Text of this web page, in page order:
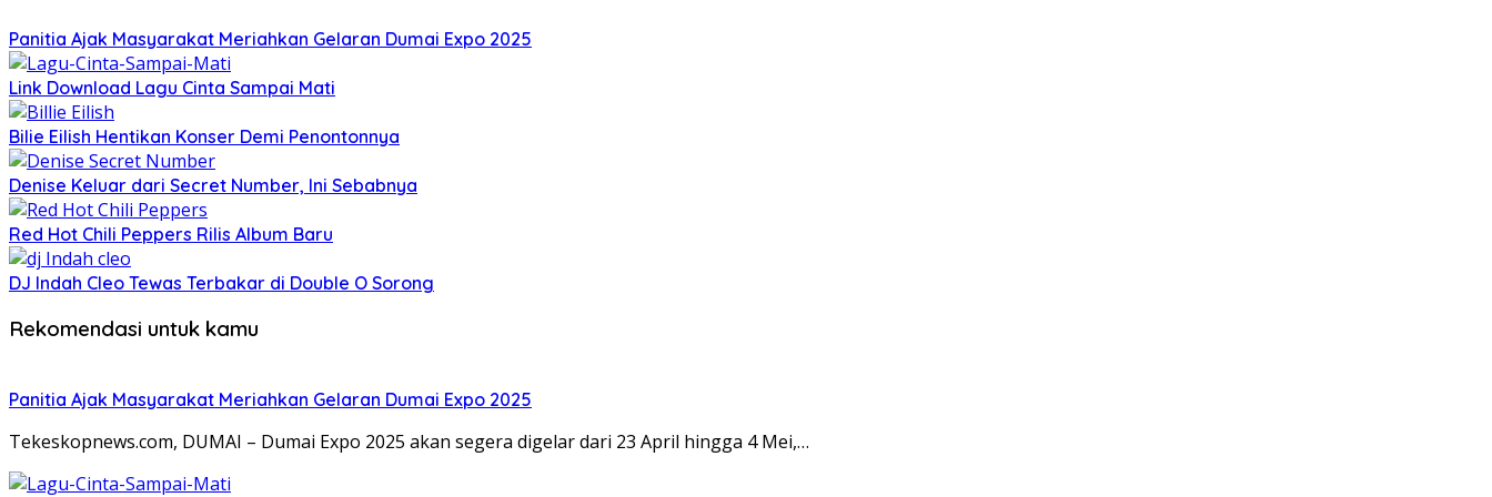
Panitia Ajak Masyarakat Meriahkan Gelaran Dumai Expo 2025
Link Download Lagu Cinta Sampai Mati
Bilie Eilish Hentikan Konser Demi Penontonnya
Denise Keluar dari Secret Number, Ini Sebabnya
Red Hot Chili Peppers Rilis Album Baru
DJ Indah Cleo Tewas Terbakar di Double O Sorong
Rekomendasi untuk kamu
Panitia Ajak Masyarakat Meriahkan Gelaran Dumai Expo 2025
Tekeskopnews.com, DUMAI – Dumai Expo 2025 akan segera digelar dari 23 April hingga 4 Mei,…